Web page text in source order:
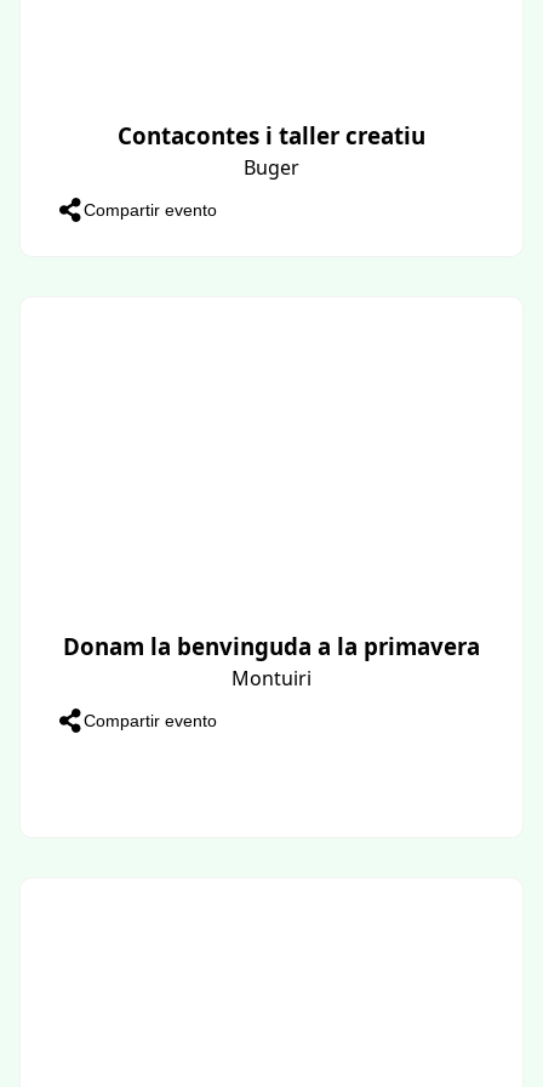
Contacontes i taller creatiu
Buger
Compartir evento
Donam la benvinguda a la primavera
Montuiri
Compartir evento